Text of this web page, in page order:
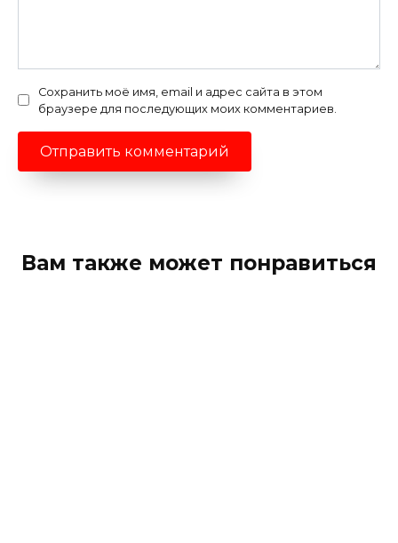
Сохранить моё имя, email и адрес сайта в этом
браузере для последующих моих комментариев.
Вам также может понравиться